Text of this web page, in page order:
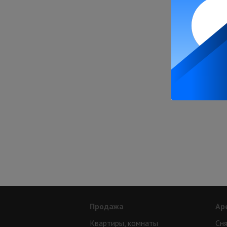
Продажа
Квартиры, комнаты